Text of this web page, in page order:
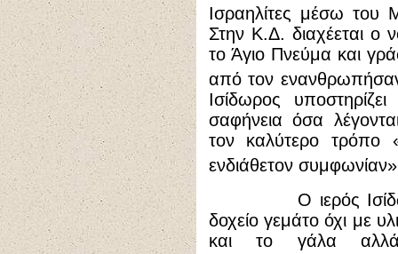
Ισραηλίτες μέσω
Στην Κ.Δ. διαχέεται
το Άγιο Πνεύμα και
από τον
Ισίδωρος
σαφήνεια όσα
τον καλύτερο τρόπο
ενδιάθετον συμφωνίαν»
Ο ιερός Ισίδωρος
δοχείο γεμάτο όχι με
και το γάλα αλλά